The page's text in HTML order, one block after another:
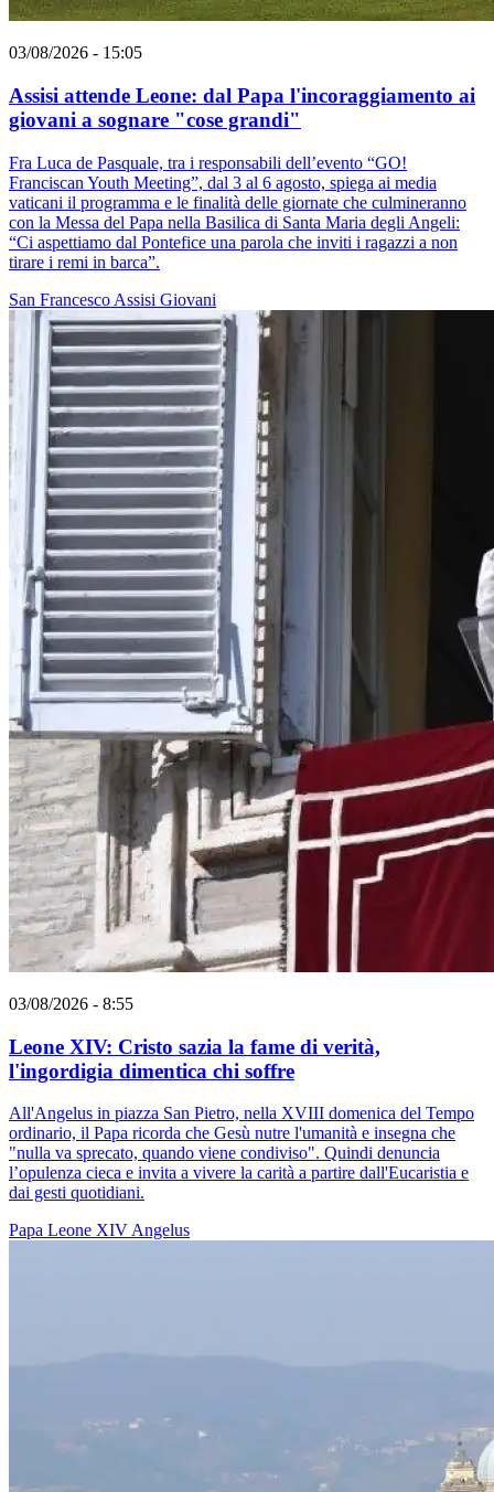
03/08/2026 - 15:05
Assisi attende Leone: dal Papa l'incoraggiamento ai
giovani a sognare "cose grandi"
Fra Luca de Pasquale, tra i responsabili dell’evento “GO!
Franciscan Youth Meeting”, dal 3 al 6 agosto, spiega ai media
vaticani il programma e le finalità delle giornate che culmineranno
con la Messa del Papa nella Basilica di Santa Maria degli Angeli:
“Ci aspettiamo dal Pontefice una parola che inviti i ragazzi a non
tirare i remi in barca”.
San Francesco Assisi Giovani
03/08/2026 - 8:55
Leone XIV: Cristo sazia la fame di verità,
l'ingordigia dimentica chi soffre
All'Angelus in piazza San Pietro, nella XVIII domenica del Tempo
ordinario, il Papa ricorda che Gesù nutre l'umanità e insegna che
"nulla va sprecato, quando viene condiviso". Quindi denuncia
l’opulenza cieca e invita a vivere la carità a partire dall'Eucaristia e
dai gesti quotidiani.
Papa Leone XIV Angelus